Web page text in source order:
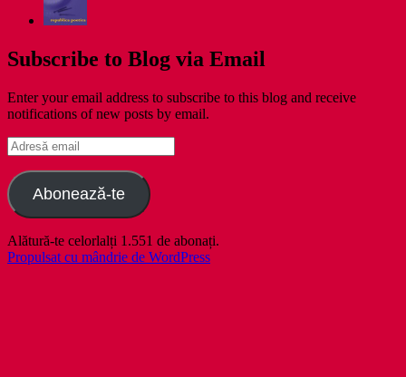
Subscribe to Blog via Email
Enter your email address to subscribe to this blog and receive
notifications of new posts by email.
Adresă
email
Abonează-te
Alătură-te celorlalți 1.551 de abonați.
Propulsat cu mândrie de WordPress